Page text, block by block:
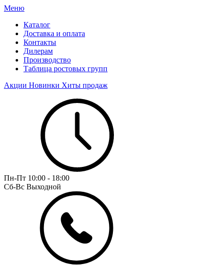
Меню
Каталог
Доставка и оплата
Контакты
Дилерам
Производство
Таблица ростовых групп
Акции Новинки Хиты продаж
Пн-Пт 10:00 - 18:00
Сб-Вс Выходной